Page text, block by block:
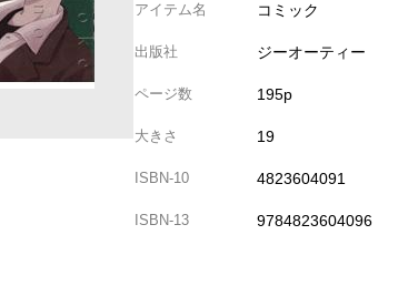
アイテム名 コミック
出版社 ジーオーティー
ページ数 195p
大きさ 19
ISBN-10 4823604091
ISBN-13 9784823604096